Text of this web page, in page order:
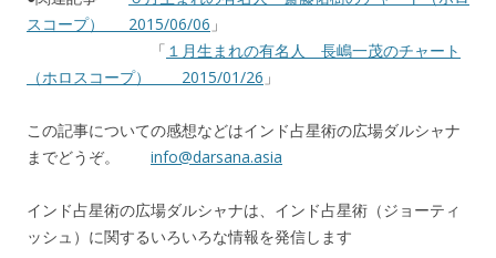
スコープ） 2015/06/06 」
「 １月生まれの有名人 長嶋一茂のチャート
（ホロスコープ） 2015/01/26 」
この記事についての感想などはインド占星術の広場ダルシャナ
までどうぞ。 info@darsana.asia
インド占星術の広場ダルシャナは、インド占星術（ジョーティ
ッシュ）に関するいろいろな情報を発信します